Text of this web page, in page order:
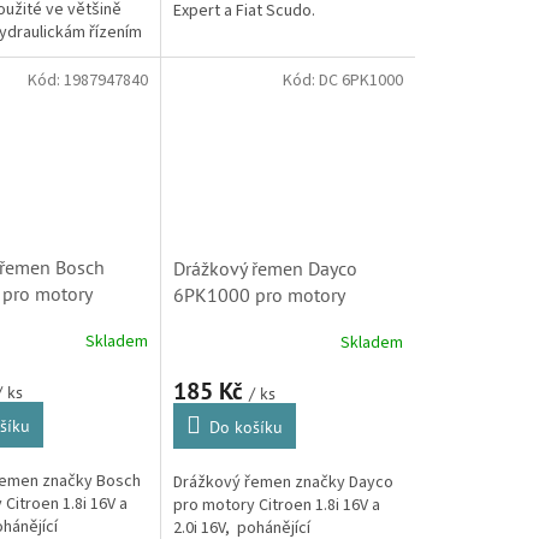
ve většině
řízením
Použito
Xsara, Xsara
Expert a Fiat Scudo.
Bosch
motory
Skladem
ks
značky Bosch
1.8i 16V a
Kód:1987947840
Drážkový řemen Dayco
6PK1000 pro motory
Skladem
185 Kč/ ks
Do košíku
Drážkový řemen značky Dayco
pro motory Citroen 1.8i 16V a
2.0i 16V, pohánějící
Kód: DC 6PK1000